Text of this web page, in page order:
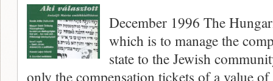
December 1996 The
which is to manage the
state to the Jewish
only the compensation tickets of a value